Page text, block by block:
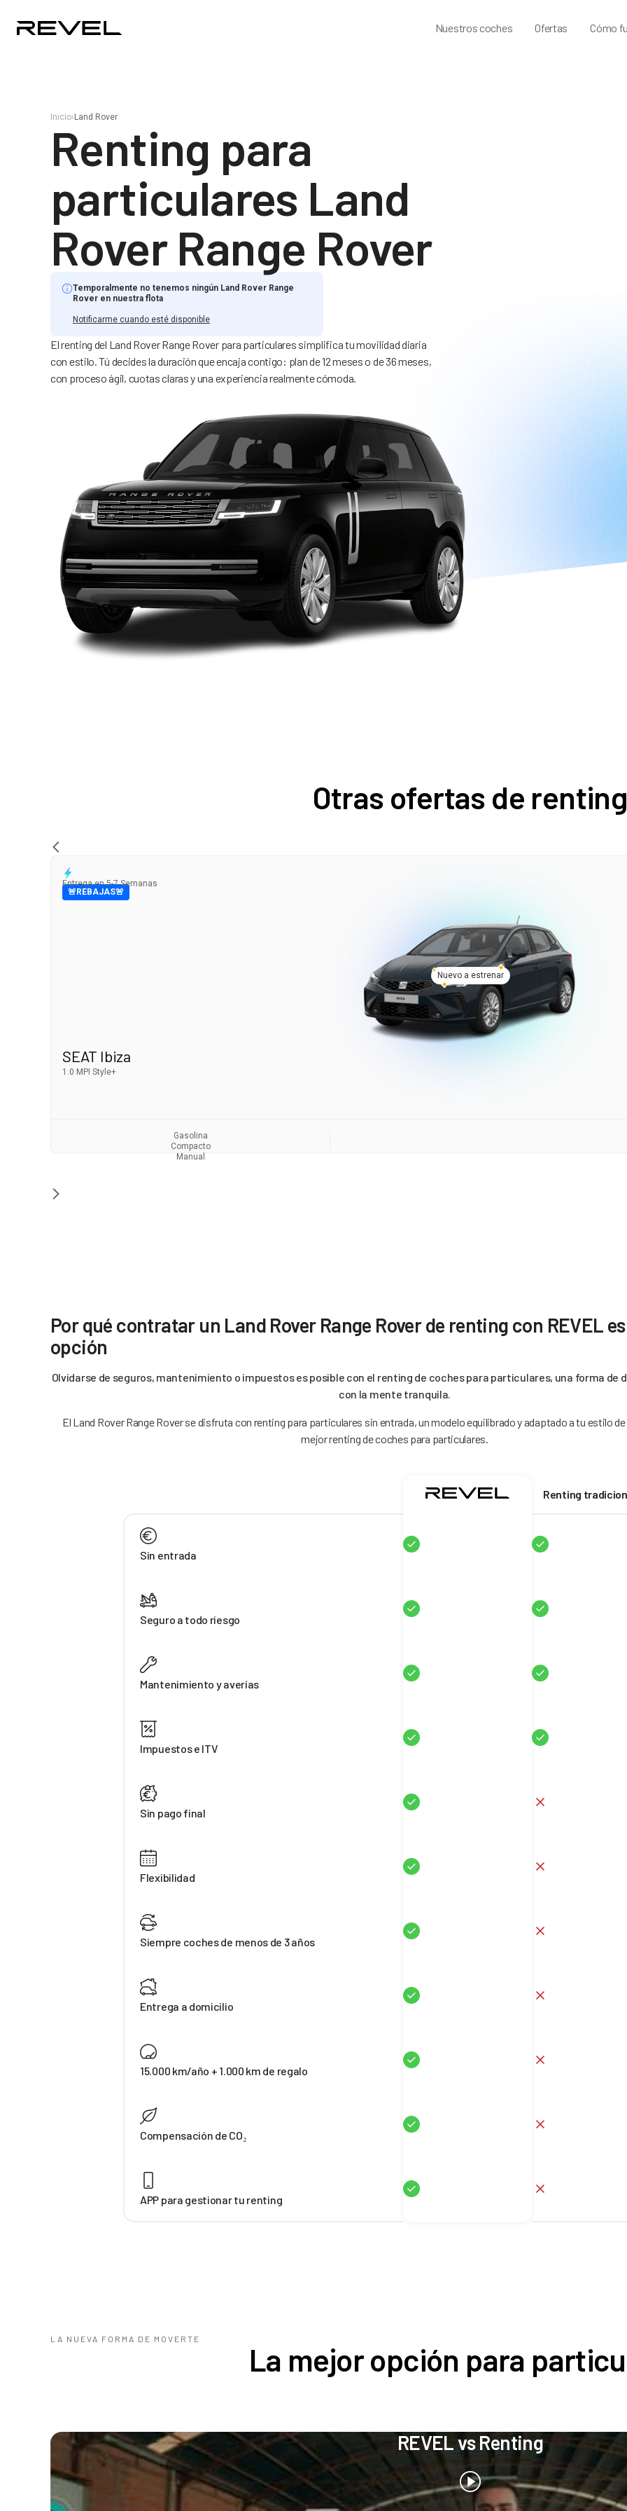
Nuestros coches Ofertas Cómo
Inicio› Land Rover
Renting para
particulares Land
Rover Range Rover
Temporalmente no tenemos ningún Land Rover Range
Rover en nuestra flota
Notificarme cuando esté disponible
El renting del Land Rover Range Rover para particulares simplifica tu movilidad diaria
con estilo. Tú decides la duración que encaja contigo: plan de 12 meses o de 36 meses,
con proceso ágil, cuotas claras y una experiencia realmente cómoda.
Otras ofertas de renting
Entrega en 5-7 Semanas
🚨REBAJAS🚨
Nuevo a estrenar
SEAT Ibiza
1.0 MPI Style+
Gasolina
Compacto
Manual
Por qué contratar un Land Rover Range Rover de renting con REVEL
opción
Olvidarse de seguros, mantenimiento o impuestos es posible con el renting de coches para particulares, una forma de
con la mente tranquila.
El Land Rover Range Rover se disfruta con renting para particulares sin entrada, un modelo equilibrado y adaptado a tu estilo
mejor renting de coches para particulares.
Renting
Sin entrada
Sí Sí
Seguro a todo riesgo
Sí Sí
Mantenimiento y averías
Sí Sí
Impuestos e ITV
Sí Sí
Sin pago final
Sí
Flexibilidad
Sí
Siempre coches de menos de 3 años
Sí
Entrega a domicilio
Sí
15.000 km/año + 1.000 km de regalo
Sí
Compensación de CO₂
Sí
APP para gestionar tu renting
Sí
LA NUEVA FORMA DE MOVERTE
La mejor opción para
REVEL vs Renting